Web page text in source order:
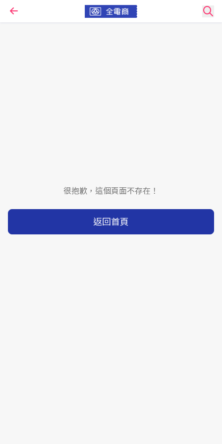
很抱歉，這個頁面不存在！
返回首頁